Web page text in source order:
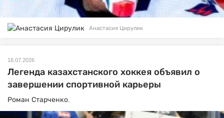
Анастасия Цирулик
16.07.2026
Легенда казахстанского хоккея объявил о
завершении спортивной карьеры
Роман Старченко.